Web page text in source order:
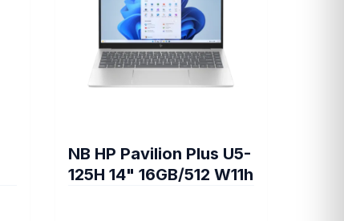
NB HP Pavilion Plus U5-
125H 14" 16GB/512 W11h